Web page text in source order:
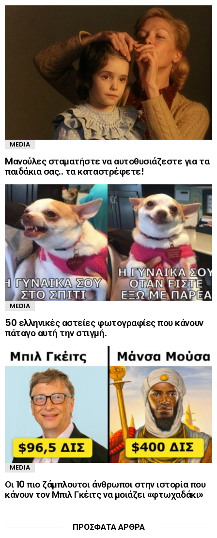
MEDIA
Mανούλες σταματήστε να αυτοθυσιάζεστε για τα
παιδάκια σας.. τα καταστρέφετε!
MEDIA
50 ελληνικές αστείες φωτογραφίες που κάνουν
πάταγο αυτή την στιγμή.
MEDIA
Οι 10 πιο ζάμπλουτοι άνθρωποι στην ιστορία που
κάνουν τον Μπιλ Γκέιτς να μοιάζει «φτωχαδάκι»
ΠΡΌΣΦΑΤΑ ΆΡΘΡΑ